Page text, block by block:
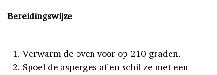
Bereidingswijze
Verwarm de oven voor op 210 graden.
Spoel de asperges af en schil ze met een